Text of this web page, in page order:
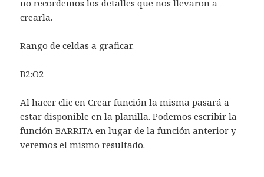
no recordemos los detalles que nos llevaron a
crearla.
Rango de celdas a graficar.
B2:O2
Al hacer clic en Crear función la misma pasará a
estar disponible en la planilla. Podemos escribir la
función BARRITA en lugar de la función anterior y
veremos el mismo resultado.